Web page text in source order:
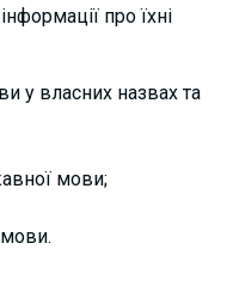
про їхні
у власних назвах та
мови;